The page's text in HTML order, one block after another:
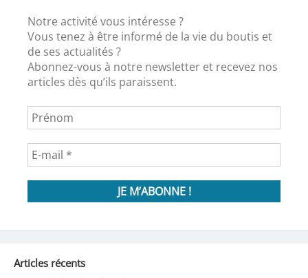
Notre activité vous intéresse ?
Vous tenez à être informé de la vie du boutis et
de ses actualités ?
Abonnez-vous à notre newsletter et recevez nos
articles dès qu’ils paraissent.
Articles récents